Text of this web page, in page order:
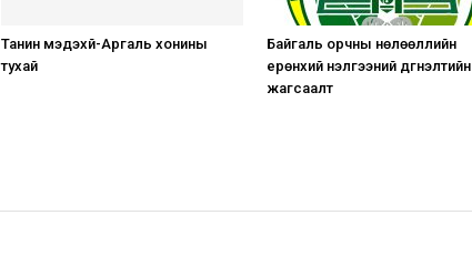
Танин мэдэхүй-Аргаль хонины
тухай
Байгаль орчны нөлөөллийн
ерөнхий үнэлгээний дүгнэлтийн
жагсаалт